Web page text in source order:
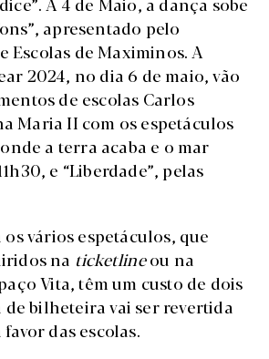
apresentado pelo
Escolas de Maximinos. A
2024, no dia 6 de maio, vão
de escolas Carlos
Maria II com os espetáculos
a terra acaba e o mar
e “Liberdade”, pelas
vários espetáculos, que
na ticketlineou na
Vita, têm um custo de dois
de bilheteira vai ser revertida
das escolas.